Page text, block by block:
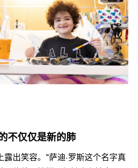
不仅仅是新的肺
露出笑容。“萨迪·罗斯这个名字真